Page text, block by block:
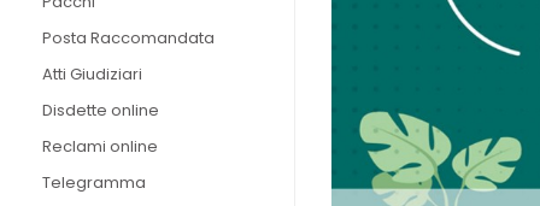
Posta Raccomandata
Atti Giudiziari
Disdette online
Reclami online
Telegramma